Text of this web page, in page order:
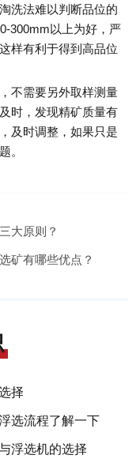
洗法难以判断品位的
300mm以上为好，严
样有利于得到高品位
不需要另外取样测量
时，发现精矿质量有
及时调整，如果只是
。
大原则？
矿有哪些优点？
择
选流程了解一下
浮选机的选择